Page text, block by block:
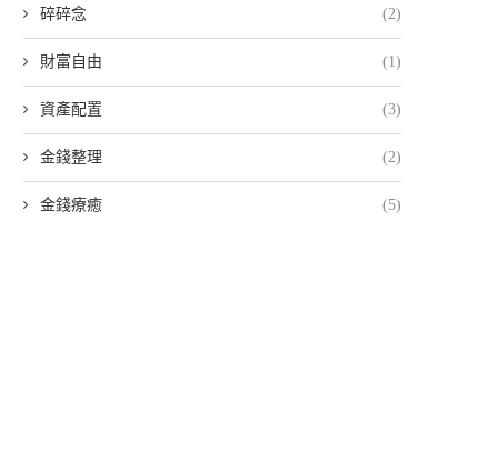
碎碎念 (2)
財富自由 (1)
資產配置 (3)
金錢整理 (2)
金錢療癒 (5)